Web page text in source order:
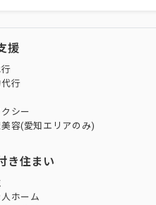
援
行
シー
容(愛知エリアのみ)
き住まい
ホーム